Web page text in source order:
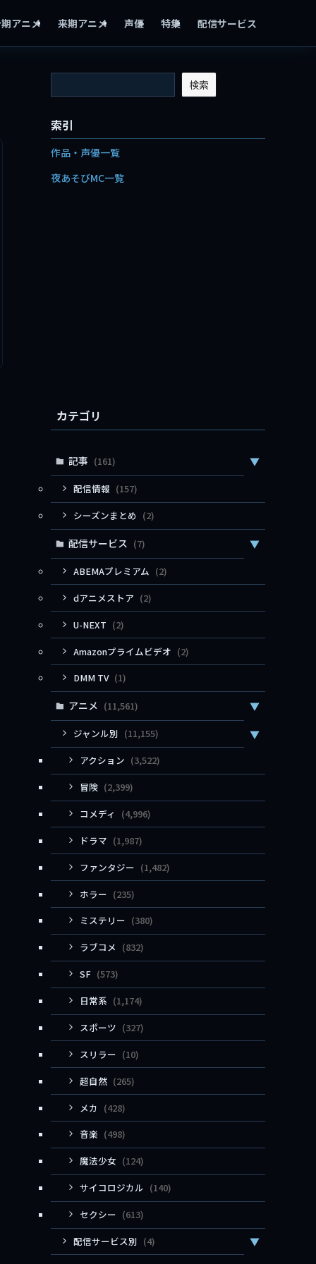
アニメ 来期アニメ 声優 特集 配信サービス
検索
索引
作品・声優一覧
夜あそびMC一覧
カテゴリ
記事 (161) ▼
配信情報 (157)
シーズンまとめ (2)
配信サービス (7) ▼
ABEMAプレミアム (2)
dアニメストア (2)
U-NEXT (2)
Amazonプライムビデオ (2)
DMM TV (1)
アニメ (11,561) ▼
ジャンル別 (11,155) ▼
アクション (3,522)
冒険 (2,399)
コメディ
(4,996)
ドラマ (1,987)
ファンタジー (1,482)
ホラー (235)
ミステリー (380)
ラブコメ (832)
SF (573)
日常系 (1,174)
スポーツ (327)
スリラー (10)
超自然 (265)
メカ (428)
音楽 (498)
魔法少女 (124)
サイコロジカル (140)
セクシー (613)
配信サービス別 (4) ▼